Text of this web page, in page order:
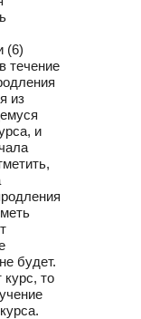
(6)
течение
из
и
будет.
то